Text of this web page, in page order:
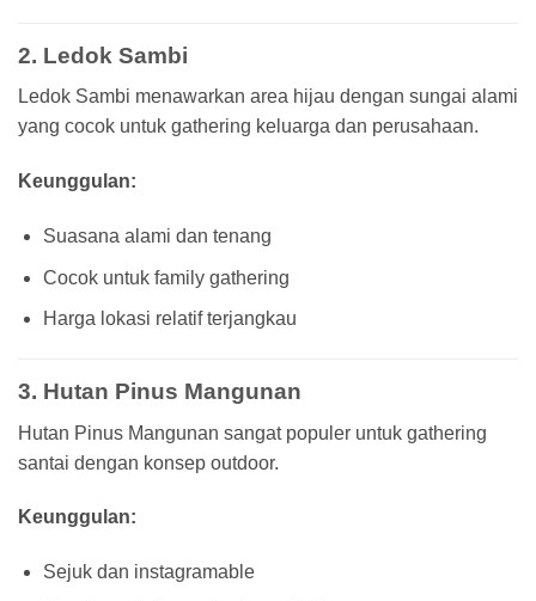
2. Ledok Sambi
Ledok Sambi menawarkan area hijau dengan sungai alami
yang cocok untuk gathering keluarga dan perusahaan.
Keunggulan:
Suasana alami dan tenang
Cocok untuk family gathering
Harga lokasi relatif terjangkau
3. Hutan Pinus Mangunan
Hutan Pinus Mangunan sangat populer untuk gathering
santai dengan konsep outdoor.
Keunggulan:
Sejuk dan instagramable